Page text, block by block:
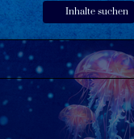
Inhalte suchen